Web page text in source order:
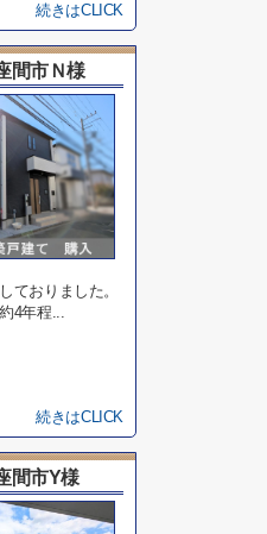
続きはCLICK
市Ｎ様
ておりました。
4年程...
続きはCLICK
市Y様